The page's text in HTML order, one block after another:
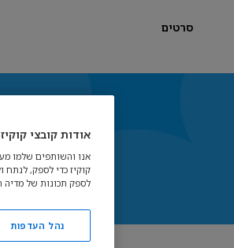
סרטים
אודות קובצי קוקיז
אנו והשותפים שלמו
קוקיז כדי לספק, לנתח
לספק תכונות של
נהל העדפות